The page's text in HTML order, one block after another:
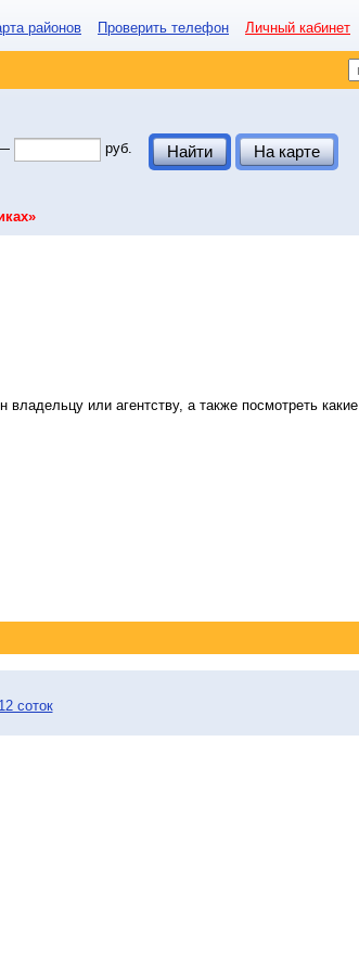
районов Проверить телефон Личный кабинет
руб.
Найти На карте
или агентству, а также посмотреть какие
соток